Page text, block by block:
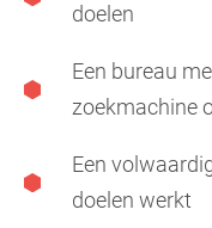
doelen
Een bureau
zoekmachine
Een
doelen werkt